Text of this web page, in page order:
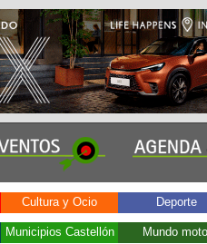
Cultura y Ocio Deporte
Municipios Castellón Mundo